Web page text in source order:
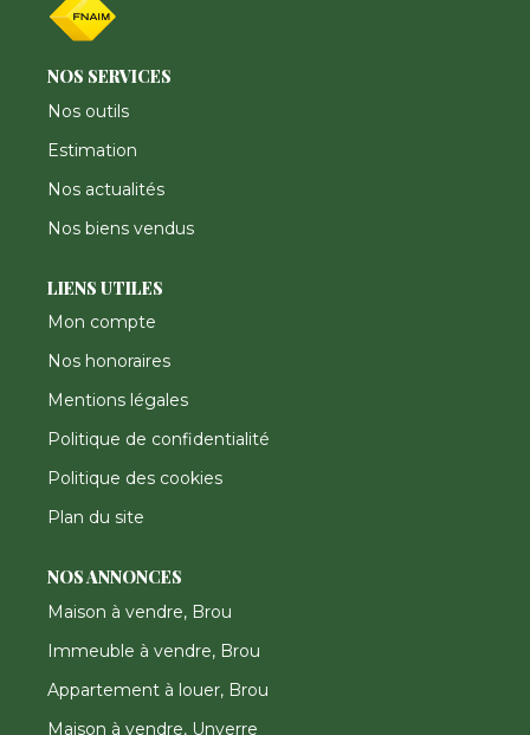
NOS SERVICES
Nos outils
Estimation
Nos actualités
Nos biens vendus
LIENS UTILES
Mon compte
Nos honoraires
Mentions légales
Politique de confidentialité
Politique des cookies
Plan du site
NOS ANNONCES
Maison à vendre, Brou
Immeuble à vendre, Brou
Appartement à louer, Brou
Maison à vendre, Unverre